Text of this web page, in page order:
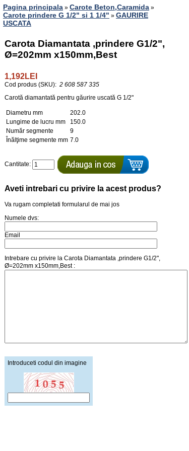
Pagina principala » Carote Beton,Caramida »
Carote prindere G 1/2" si 1 1/4" » GAURIRE
USCATA
Carota Diamantata ,prindere G1/2",
Ø=202mm x150mm,Best
1,192LEI
Cod produs (SKU): 2 608 587 335
Carotă diamantată pentru găurire uscată G 1/2"
Diametru mm
202.0
Lungime de lucru mm
150.0
Număr segmente
9
Înălţime segmente mm 7.0
Cantitate:
Aveti intrebari cu privire la acest produs?
Va rugam completati formularul de mai jos
Numele dvs:
Email
Intrebare cu privire la Carota Diamantata ,prindere G1/2",
Ø=202mm x150mm,Best :
Introduceti codul din imagine